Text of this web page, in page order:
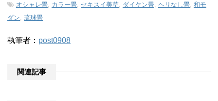
-オシャレ畳 カラー畳 セキスイ美草 ダイケン畳 ヘリなし畳 和モ
ダン 琉球畳
執筆者： post0908
関連記事